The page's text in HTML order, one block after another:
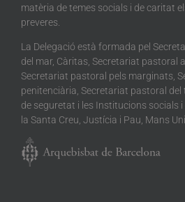
matèria de temes socials i de caritat
preveres.
La Delegació està formada pel
del mar, Càritas, Secretariat pastoral
Secretariat pastoral pels marginats,
penitenciària, Secretariat pastoral
de seguretat i les Institucions socials
la Santa Creu, Justícia i Pau, Mans